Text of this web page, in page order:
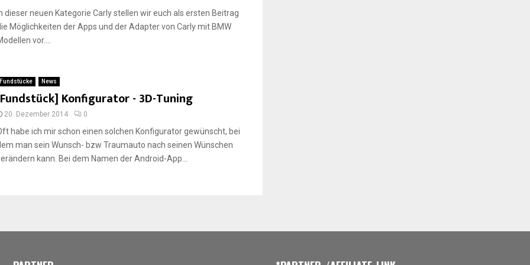
dieser neuen Kategorie Carly stellen wir euch als ersten Beitrag
Möglichkeiten der Apps und der Adapter von Carly mit BMW
vor....
Fundstücke News
Konfigurator - 3D-Tuning
20. Dezember 2014 0
habe ich mir schon einen solchen Konfigurator gewünscht, bei
man sein Wunsch- bzw Traumauto nach seinen Wünschen
kann. Bei dem Namen der Android-App...